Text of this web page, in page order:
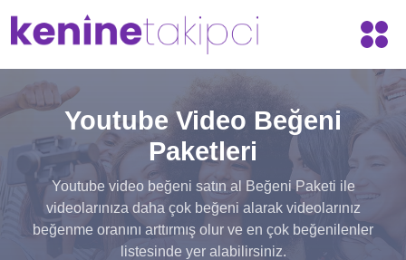
Youtube Video Beğeni
Paketleri
Youtube video beğeni satın al Beğeni Paketi ile
videolarınıza daha çok beğeni alarak videolarınız
beğenme oranını arttırmış olur ve en çok beğenilenler
listesinde yer alabilirsiniz.